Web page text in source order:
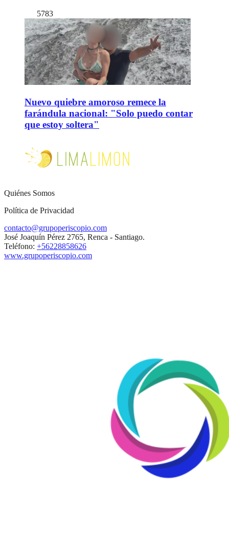
5783
Nuevo quiebre amoroso remece la
farándula nacional: "Solo puedo contar
que estoy soltera"
Quiénes Somos
Política de Privacidad
contacto@grupoperiscopio.com
José Joaquín Pérez 2765, Renca - Santiago.
Teléfono: +56228858626
www.grupoperiscopio.com